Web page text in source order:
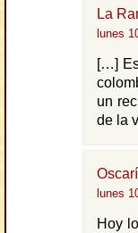
La
lunes
[…]
un
de la
lunes
Hoy